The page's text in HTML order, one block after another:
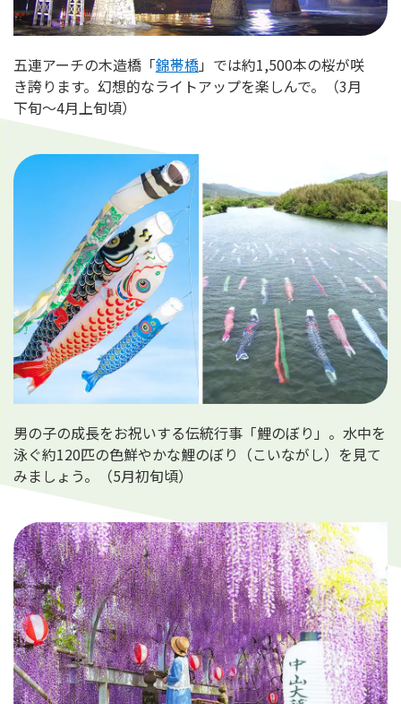
五連アーチの木造橋「錦帯橋」では約1,500本の桜が咲
き誇ります。幻想的なライトアップを楽しんで。（3月
下旬～4月上旬頃）
男の子の成長をお祝いする伝統行事「鯉のぼり」。水中を
泳ぐ約120匹の色鮮やかな鯉のぼり（こいながし）を見て
みましょう。（5月初旬頃）